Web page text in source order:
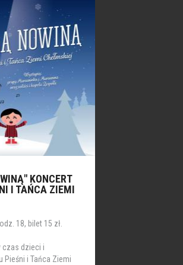
KONCERT
I TAŃCA ZIEMI
18, bilet 15 zł.
czas dzieci i
Pieśni i Tańca Ziemi